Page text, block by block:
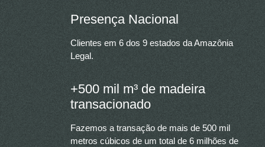
Presença Nacional
Clientes em 6 dos 9 estados da Amazônia
Legal.
+500 mil m³ de madeira
transacionado
Fazemos a transação de mais de 500 mil
metros cúbicos de um total de 6 milhões de